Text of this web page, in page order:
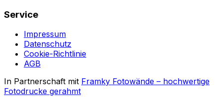
Service
Impressum
Datenschutz
Cookie-Richtlinie
AGB
In Partnerschaft mit Framky Fotowände – hochwertige
Fotodrucke gerahmt